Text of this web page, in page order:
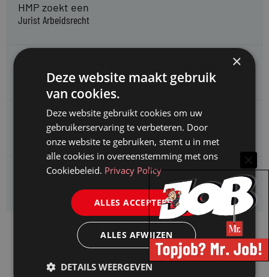
HMP zoekt een
Jurist Arbeidsrecht
Juridisch Adviseur
CAOP zoekt een
Juridisch adviseur (junior)
Kifid zoekt een
Jurist- secretaris
×
Deze website maakt gebruik
van cookies.
Deze website gebruikt cookies om uw
gebruikerservaring te verbeteren. Door
onze website te gebruiken, stemt u in met
alle cookies in overeenstemming met ons
Cookiebeleid. Privacy Policy
ALLES ACCEPTEREN
ALLES AFWIJZEN
DETAILS WEERGEVEN